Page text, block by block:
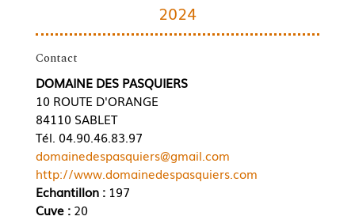
2024
Contact
DOMAINE DES PASQUIERS
10 ROUTE D'ORANGE
84110 SABLET
Tél. 04.90.46.83.97
domainedespasquiers@gmail.com
http://www.domainedespasquiers.com
Echantillon :197
Cuve : 20